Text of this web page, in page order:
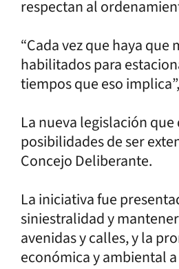
respectan al
“Cada vez que haya
habilitados para
tiempos que eso
La nueva legislación
posibilidades de ser
Concejo Deliberante.
La iniciativa fue
siniestralidad y
avenidas y calles, y la
económica y ambiental